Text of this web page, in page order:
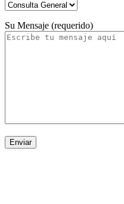
Su Mensaje (requerido)